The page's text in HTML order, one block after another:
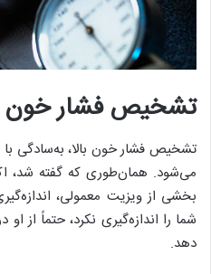
تشخیص فشار خون
تشخیص فشار خون بالا، به‌سادگی
می‌شود. همان‌طوری که گفته شد،
بخشی از ویزیت معمولی،
شما را اندازه‌گیری نکرد، حتماً از
دهد.